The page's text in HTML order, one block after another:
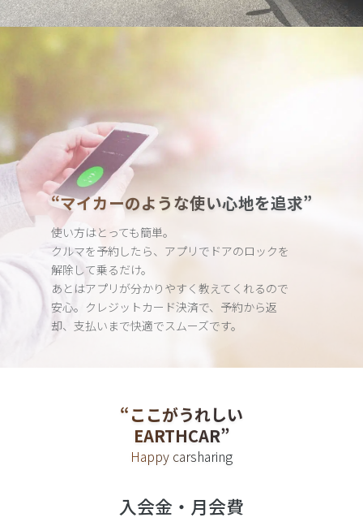
“マイカーのような使い心地を追求”
使い方はとっても簡単。
クルマを予約したら、アプリでドアのロックを
解除して乗るだけ。
あとはアプリが分かりやすく教えてくれるので
安心。クレジット カード決済で、予約から返
却、支払いまで快適でスムーズです。
“ここがうれしい
EARTHCAR”
Happy carsharing
入会金・月会費